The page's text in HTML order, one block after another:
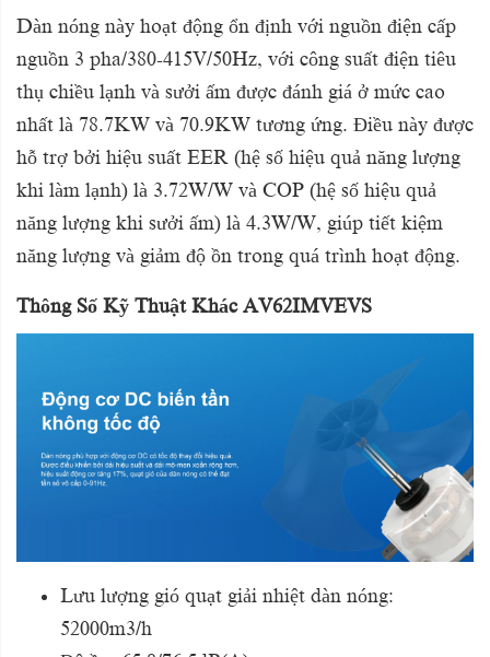
Dàn nóng này hoạt động ổn định với nguồn điện cấp
nguồn 3 pha/380-415V/50Hz, với công suất điện tiêu
thụ chiều lạnh và sưởi ấm được đánh giá ở mức cao
nhất là 78.7KW và 70.9KW tương ứng. Điều này được
hỗ trợ bởi hiệu suất EER (hệ số hiệu quả năng lượng
khi làm lạnh) là 3.72W/W và COP (hệ số hiệu quả
năng lượng khi sưởi ấm) là 4.3W/W, giúp tiết kiệm
năng lượng và giảm độ ồn trong quá trình hoạt động.
Thông Số Kỹ Thuật Khác AV62IMVEVS
Lưu lượng gió quạt giải nhiệt dàn nóng:
52000m3/h